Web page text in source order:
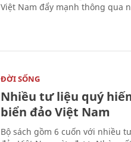
Việt Nam đẩy mạnh thông qua
ĐỜI SỐNG
Nhiều tư liệu quý
biển đảo Việt Nam
Bộ sách gồm 6 cuốn với nhiều